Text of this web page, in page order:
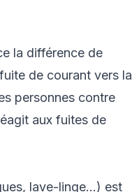
la différence de
de courant vers la
personnes contre
aux fuites de
lave-linge...) est